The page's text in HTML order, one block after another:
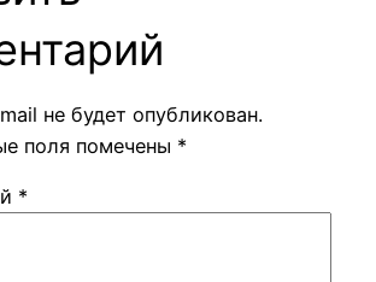
не будет опубликован.
поля помечены *
*